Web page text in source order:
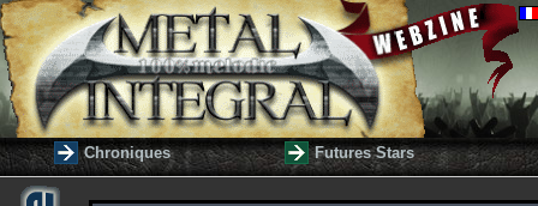
Chroniques Futures Stars